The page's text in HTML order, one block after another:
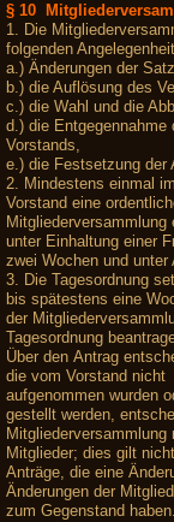
§ 10
1. Die
folgenden
a.) Änderungen der
b.) die Auflösung des
c.) die Wahl und die
d.) die
Vorstands,
e.) die Festsetzung der
2. Mindestens einmal
Vorstand eine
unter Einhaltung einer
zwei Wochen und unter
3. Die Tagesordnung
bis spätestens eine
der
Tagesordnung
Über den Antrag
die vom Vorstand nicht
aufgenommen wurden
gestellt werden,
Mitglieder; dies gilt
Anträge, die eine
Änderungen der
zum Gegenstand haben.